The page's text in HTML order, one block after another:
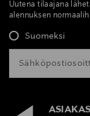
Uutena tilaajana
alennuksen
Suomeksi